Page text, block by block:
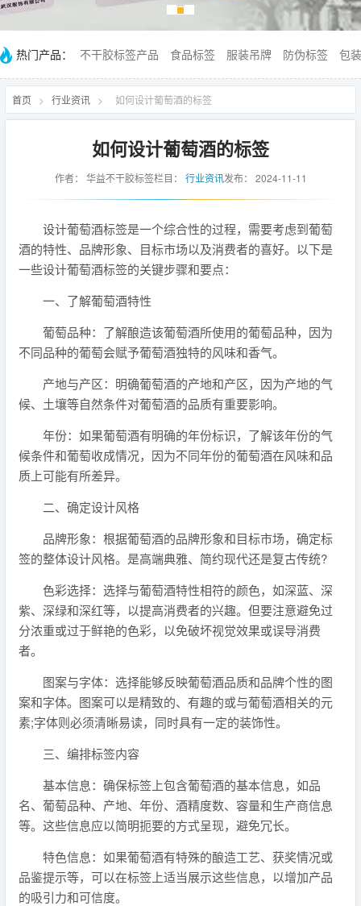
热门产品： 不干胶标签产品 食品标签 服装吊牌 防伪标签 包
首页 > 行业资讯 > 如何设计葡萄酒的标签
如何设计葡萄酒的标签
作者： 华益不干胶标签栏目： 行业资讯发布： 2024-11-11
设计葡萄酒标签是一个综合性的过程，需要考虑到葡萄
酒的特性、品牌形象、目标市场以及消费者的喜好。以下是
一些设计葡萄酒标签的关键步骤和要点：
一、了解葡萄酒特性
葡萄品种：了解酿造该葡萄酒所使用的葡萄品种，因为
不同品种的葡萄会赋予葡萄酒独特的风味和香气。
产地与产区：明确葡萄酒的产地和产区，因为产地的气
候、土壤等自然条件对葡萄酒的品质有重要影响。
年份：如果葡萄酒有明确的年份标识，了解该年份的气
候条件和葡萄收成情况，因为不同年份的葡萄酒在风味和品
质上可能有所差异。
二、确定设计风格
品牌形象：根据葡萄酒的品牌形象和目标市场，确定标
签的整体设计风格。是高端典雅、简约现代还是复古传统?
色彩选择：选择与葡萄酒特性相符的颜色，如深蓝、深
紫、深绿和深红等，以提高消费者的兴趣。但要注意避免过
分浓重或过于鲜艳的色彩，以免破坏视觉效果或误导消费
者。
图案与字体：选择能够反映葡萄酒品质和品牌个性的图
案和字体。图案可以是精致的、有趣的或与葡萄酒相关的元
素;字体则必须清晰易读，同时具有一定的装饰性。
三、编排标签内容
基本信息：确保标签上包含葡萄酒的基本信息，如品
名、葡萄品种、产地、年份、酒精度数、容量和生产商信息
等。这些信息应以简明扼要的方式呈现，避免冗长。
特色信息：如果葡萄酒有特殊的酿造工艺、获奖情况或
品鉴提示等，可以在标签上适当展示这些信息，以增加产品
的吸引力和可信度。